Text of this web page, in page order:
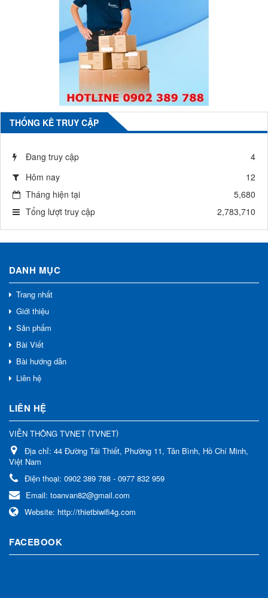
THỐNG KÊ TRUY CẬP
Đang truy cập
4
Hôm nay
12
Tháng hiện tại
5,680
Tổng lượt truy cập
2,783,710
DANH MỤC
Trang nhất
Giới thiệu
Sản phẩm
Bài Viết
Bài hướng dẫn
Liên hệ
LIÊN HỆ
VIỄN THÔNG TVNET (TVNET)
Địa chỉ: 44 Đường Tái Thiết, Phường 11, Tân Bình, Hồ Chí Minh,
Việt Nam
Điện thoại: 0902 389 788 - 0977 832 959
Email: toanvan82@gmail.com
Website: http://thietbiwifi4g.com
FACEBOOK